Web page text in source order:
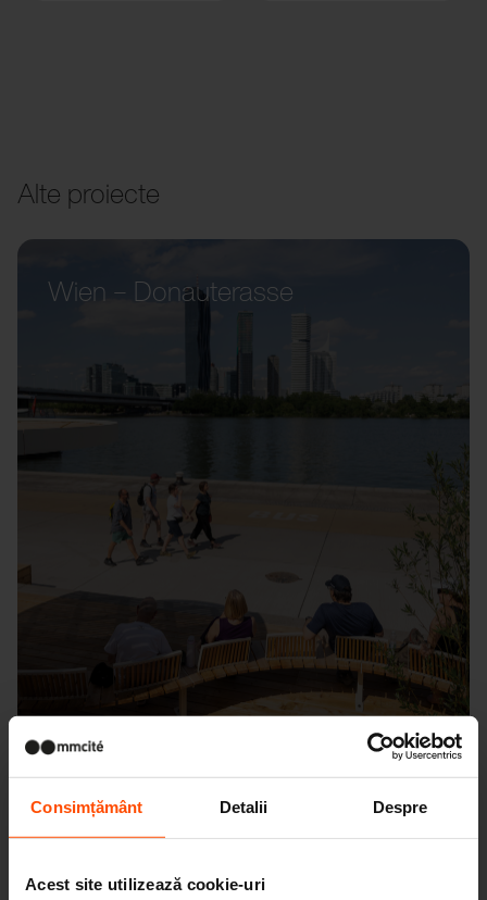
Consimțământ Detalii Despre
Acest site utilizează cookie-uri
Alte proiecte
Wien – Donauterasse